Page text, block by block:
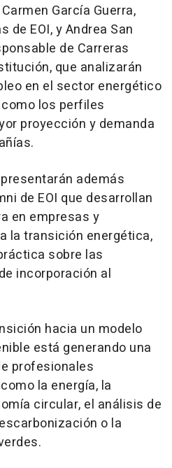
García Guerra,
de EOI, y Andrea San
de Carreras
que analizarán
en el sector energético
los perfiles
proyección y demanda
además
de EOI que desarrollan
en empresas y
la transición energética,
sobre las
incorporación al
hacia un modelo
está generando una
profesionales
la energía, la
circular, el análisis de
o la